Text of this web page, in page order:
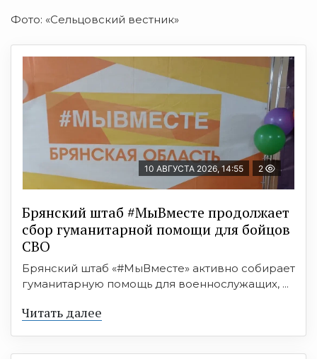
Фото: «Сельцовский вестник»
10 АВГУСТА 2026, 14:55 2
Брянский штаб #МыВместе продолжает
сбор гуманитарной помощи для бойцов
СВО
Брянский штаб «#МыВместе» активно собирает
гуманитарную помощь для военнослужащих, ...
Читать далее